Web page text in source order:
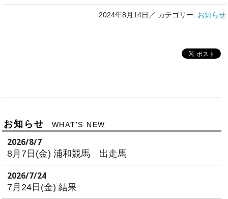
2024年8月14日／ カテゴリー: お知らせ
お知らせ WHAT'S NEW
2026/8/7
8月7日(金) 浦和競馬 出走馬
2026/7/24
7月24日(金) 結果